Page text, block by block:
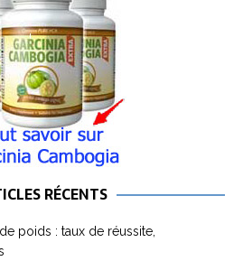
RÉCENTS
poids : taux de réussite,